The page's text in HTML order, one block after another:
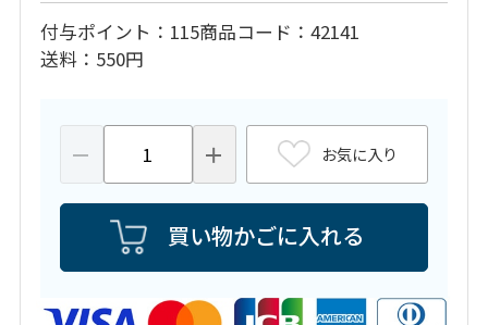
付与ポイント 115商品コード
42141
送料
550円
お気に入り
買い物かごに入れる